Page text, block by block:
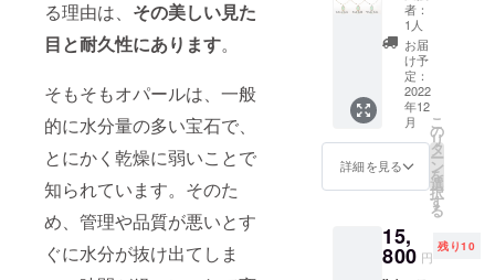
る理由は、 その美しい見た
目と耐久性にあります。
そもそもオパールは、一般
的に水分量の多い宝石で、
とにかく乾燥に弱いことで
知られています。そのた
め、管理や品質が悪いとす
ぐに水分が抜け出てしま
造工程
上の都
合等に
より出
荷時期
が遅れ
る場合
がござ
す。 ※
写真と
は、
ディス
プレイ
(約)2.1
mm×4
個 ※こ
ちらの
価格に
は消費
税・送
料が含
まれま
す。 ※
材の供
給状
ド） ※
オプ
ション
からお
選びく
ださ
い。 ペ
ンダン
トトッ
プサイ
6.7mm
×横
4.5mm
ティア
ドロッ
プネッ
クレ
ス n1
[詳 細]
素
材：
K10YG(
イエ
ロー
ド) or
K10WG
(ホワイ
者：
1人
お届
け予
定：
2022
年12
月
詳細を見る
こ
の
リ
タ
ー
ン
を
選
択
す
る
15,
800 円
残り10